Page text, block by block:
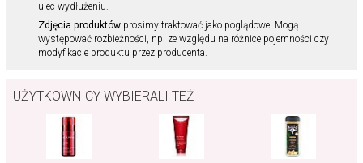
ulec wydłużeniu.
Zdjęcia produktówprosimy traktować jako poglądowe. Mogą
występować rozbieżności, np. ze względu na różnice pojemności czy
modyfikacje produktu przez producenta.
UŻYTKOWNICY WYBIERALI TEŻ